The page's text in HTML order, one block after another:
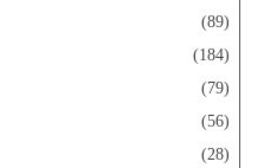
(89)
(184)
(79)
(56)
(28)